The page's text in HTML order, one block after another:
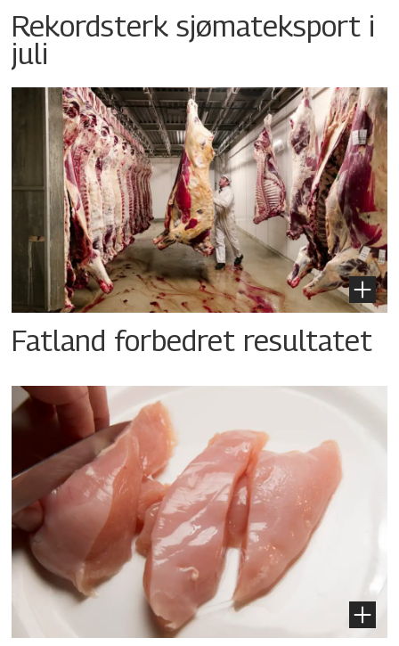
Rekordsterk sjømateksport i
juli
Fatland forbedret resultatet